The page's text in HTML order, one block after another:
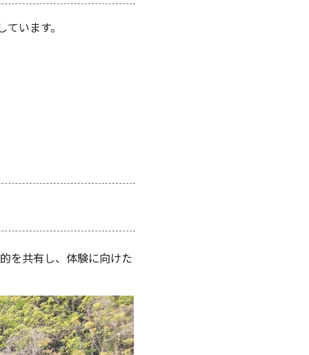
います。
を共有し、体験に向けた